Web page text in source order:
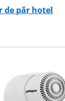
de păr hotel